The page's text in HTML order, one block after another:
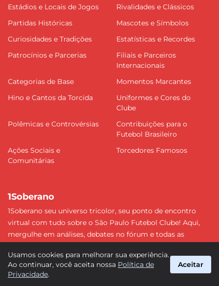
Estádios e Locais de Jogos
Rivalidades e Clássicos
Partidas Históricas
Mascotes e Símbolos
Curiosidades e Tradições
Estatísticas e Recordes
Patrocínios e Parcerias
Filiais e Parceiros
Internacionais
Categorias de Base
Momentos Marcantes
Hino e Cantos da Torcida
Uniformes e Cores do
Clube
Polêmicas e Controvérsias
Contribuições para o
Futebol Brasileiro
Ações Sociais e
Comunitárias
Torcedores Famosos
1Soberano
1Soberano seu universo tricolor, seu ponto de encontro
virtual com tudo sobre o São Paulo Futebol Clube! Aqui,
mergulhe em análises, debates no fórum e todas as
detalhe e faça parte dessa comunidade apaixonada pelo
tricolor paulista. #SPFC #SãoPaulo #1Soberano
Usamos cookies para melhorar sua experiência.
Ao continuar, você aceita nossa Política de
Privacidade.
Aceitar